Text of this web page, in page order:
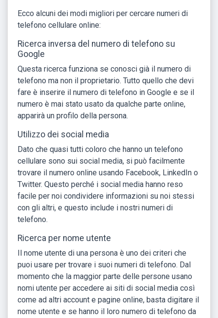
Ecco alcuni dei modi migliori per cercare numeri di
telefono cellulare online:
Ricerca inversa del numero di telefono su
Google
Questa ricerca funziona se conosci già il numero di
telefono ma non il proprietario. Tutto quello che devi
fare è inserire il numero di telefono in Google e se il
numero è mai stato usato da qualche parte online,
apparirà un profilo della persona.
Utilizzo dei social media
Dato che quasi tutti coloro che hanno un telefono
cellulare sono sui social media, si può facilmente
trovare il numero online usando Facebook, LinkedIn o
Twitter. Questo perché i social media hanno reso
facile per noi condividere informazioni su noi stessi
con gli altri, e questo include i nostri numeri di
telefono.
Ricerca per nome utente
Il nome utente di una persona è uno dei criteri che
puoi usare per trovare i suoi numeri di telefono. Dal
momento che la maggior parte delle persone usano
nomi utente per accedere ai siti di social media così
come ad altri account e pagine online, basta digitare il
nome utente e se hanno il loro numero di telefono da